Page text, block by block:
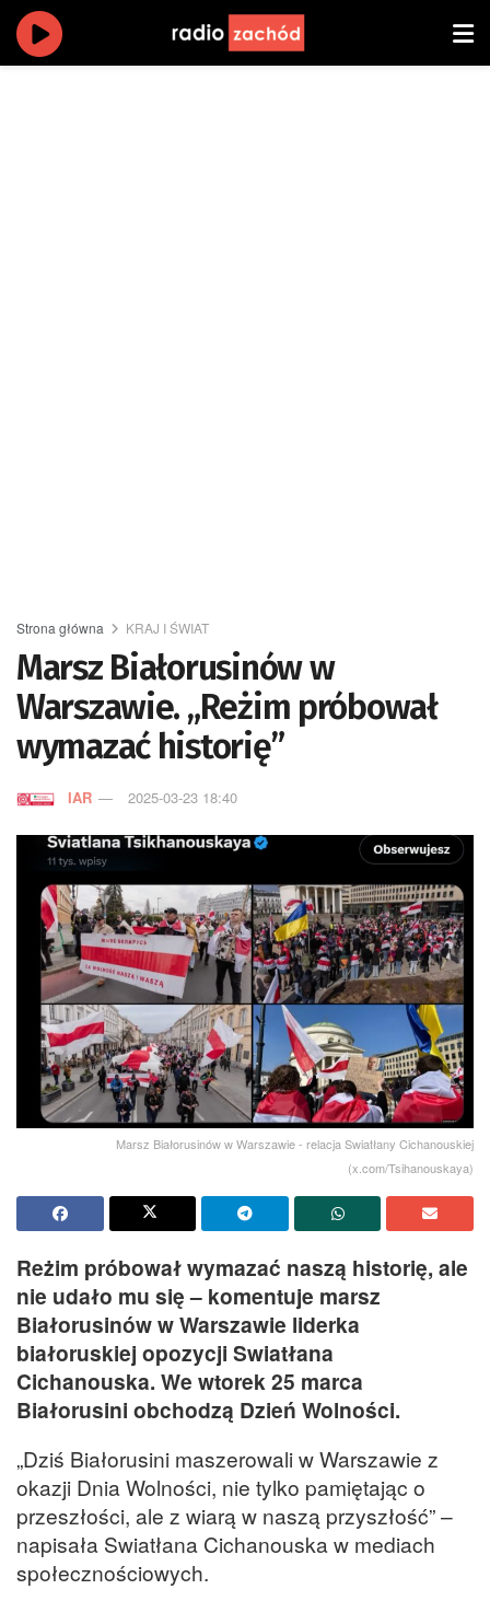
Strona główna KRAJ I ŚWIAT
Marsz Białorusinów w
Warszawie. „Reżim próbował
wymazać historię”
IAR 2025-03-23 18:40
Marsz Białorusinów w Warszawie - relacja Swiatłany Cichanouskiej
(x.com/Tsihanouskaya)
Reżim próbował wymazać naszą historię, ale
nie udało mu się – komentuje marsz
Białorusinów w Warszawie liderka
białoruskiej opozycji Swiatłana
Cichanouska. We wtorek 25 marca
Białorusini obchodzą Dzień Wolności.
„Dziś Białorusini maszerowali w Warszawie z
okazji Dnia Wolności, nie tylko pamiętając o
przeszłości, ale z wiarą w naszą przyszłość” –
napisała Swiatłana Cichanouska w mediach
społecznościowych.